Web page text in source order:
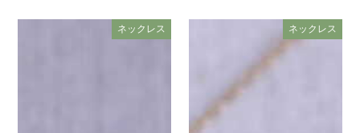
ネックレス ネックレス